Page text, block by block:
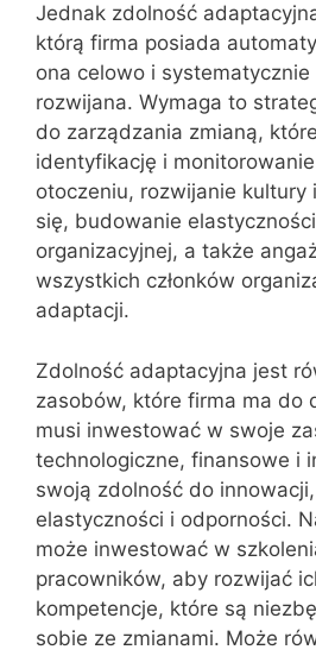
Jednak zdolność
którą firma posiada
ona celowo i systematycznie
rozwijana. Wymaga to
do zarządzania zmianą,
identyfikację i
otoczeniu, rozwijanie kultury
się, budowanie
organizacyjnej, a także
wszystkich członków
adaptacji.
Zdolność adaptacyjna jest
zasobów, które firma ma do
musi inwestować w swoje
technologiczne, finansowe i
swoją zdolność do
elastyczności i odporności.
może inwestować w
pracowników, aby rozwijać
kompetencje, które są
sobie ze zmianami. Może